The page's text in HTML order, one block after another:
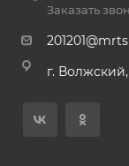
Заказать
г.